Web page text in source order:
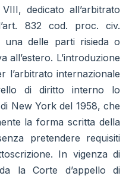
dedicato all’arbitrato
832 cod. proc. civ.
delle parti risieda o
all’estero. L’introduzione
l’arbitrato internazionale
di diritto interno lo
New York del 1958, che
la forma scritta della
pretendere requisiti
In vigenza di
la Corte d’appello di